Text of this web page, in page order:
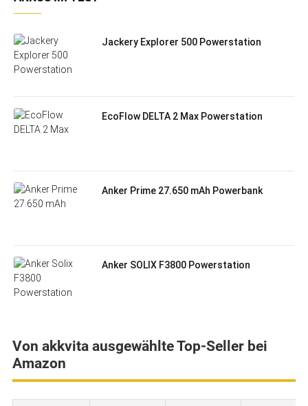
Jackery Explorer 500 Powerstation
EcoFlow DELTA 2 Max Powerstation
Anker Prime 27.650 mAh Powerbank
Anker SOLIX F3800 Powerstation
Von akkvita ausgewählte Top-Seller bei
Amazon